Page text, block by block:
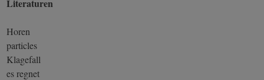
Literaturen
Horen
particles
Klagefall
es regnet